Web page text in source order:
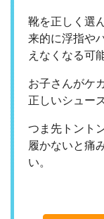
靴を正しく選
来的に浮指や
えなくなる可
お子さんがケ
正しいシュー
つま先トント
履かないと痛
い。